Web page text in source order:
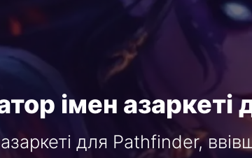
імен
для Pathfinder,